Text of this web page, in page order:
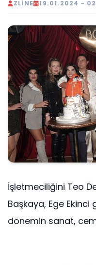
ZLINE 19.01.2024 -
İşletmeciliğini Teo
Başkaya, Ege
dönemin sanat,